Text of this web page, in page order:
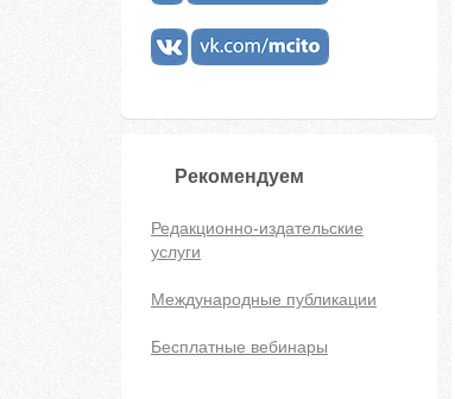
Рекомендуем
Редакционно-издательские
услуги
Международные публикации
Бесплатные вебинары